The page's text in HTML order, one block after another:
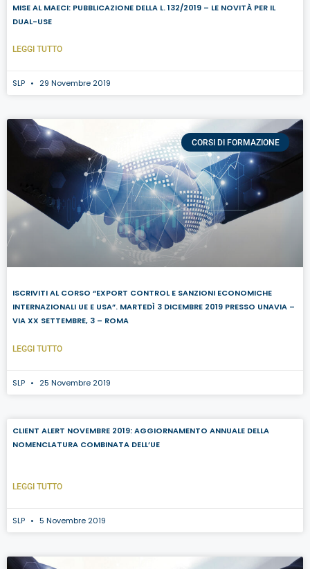
MISE AL MAECI: PUBBLICAZIONE DELLA L. 132/2019 – LE NOVITÀ PER IL
DUAL-USE
LEGGI TUTTO
SLP 29 Novembre 2019
CORSI DI FORMAZIONE
ISCRIVITI AL CORSO “EXPORT CONTROL E SANZIONI ECONOMICHE
INTERNAZIONALI UE E USA”. MARTEDÌ 3 DICEMBRE 2019 PRESSO UNAVIA –
VIA XX SETTEMBRE, 3 – ROMA
LEGGI TUTTO
SLP 25 Novembre 2019
CLIENT ALERT NOVEMBRE 2019: AGGIORNAMENTO ANNUALE DELLA
NOMENCLATURA COMBINATA DELL’UE
LEGGI TUTTO
SLP 5 Novembre 2019